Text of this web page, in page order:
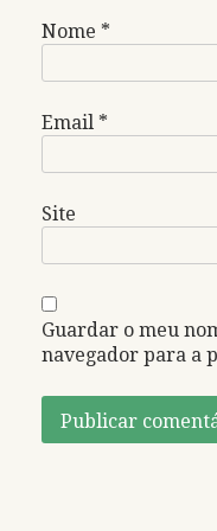
Nome *
Email *
Site
Guardar o meu
navegador para a